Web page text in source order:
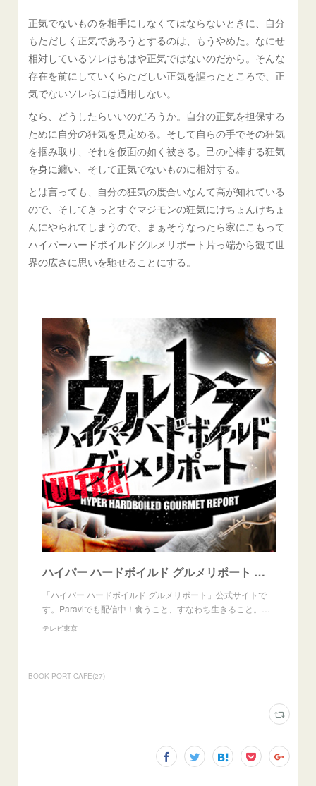
正気でないものを相手にしなくてはならないときに、自分
もただしく正気であろうとするのは、もうやめた。なにせ
相対しているソレはもはや正気ではないのだから。そんな
存在を前にしていくらただしい正気を謳ったところで、正
気でないソレらには通用しない。
なら、どうしたらいいのだろうか。自分の正気を担保する
ために自分の狂気を見定める。そして自らの手でその狂気
を掴み取り、それを仮面の如く被さる。己の心棒する狂気
を身に纏い、そして正気でないものに相対する。
とは言っても、自分の狂気の度合いなんて高が知れている
ので、そしてきっとすぐマジモンの狂気にけちょんけちょ
んにやられてしまうので、まぁそうなったら家にこもって
ハイパーハードボイルドグルメリポート片っ端から観て世
界の広さに思いを馳せることにする。
ハイパー ハードボイルド グルメリポート グルメリポート：テレビ東京
「ハイパー ハードボイルド グルメリポート」公式サイトで
す。Paraviでも配信中！食うこと、すなわち生きること。…
テレビ東京
BOOK PORT CAFE(27)